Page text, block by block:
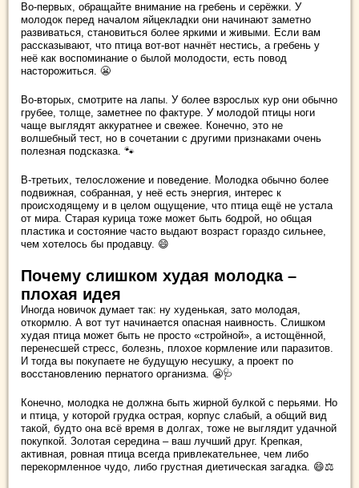
Во-первых, обращайте внимание на гребень и серёжки. У
молодок перед началом яйцекладки они начинают заметно
развиваться, становиться более яркими и живыми. Если вам
рассказывают, что птица вот-вот начнёт нестись, а гребень у
неё как воспоминание о былой молодости, есть повод
насторожиться. 😬
Во-вторых, смотрите на лапы. У более взрослых кур они обычно
грубее, толще, заметнее по фактуре. У молодой птицы ноги
чаще выглядят аккуратнее и свежее. Конечно, это не
волшебный тест, но в сочетании с другими признаками очень
полезная подсказка. 🐾
В-третьих, телосложение и поведение. Молодка обычно более
подвижная, собранная, у неё есть энергия, интерес к
происходящему и в целом ощущение, что птица ещё не устала
от мира. Старая курица тоже может быть бодрой, но общая
пластика и состояние часто выдают возраст гораздо сильнее,
чем хотелось бы продавцу. 😄
Почему слишком худая молодка –
плохая идея
Иногда новичок думает так: ну худенькая, зато молодая,
откормлю. А вот тут начинается опасная наивность. Слишком
худая птица может быть не просто «стройной», а истощённой,
перенесшей стресс, болезнь, плохое кормление или паразитов.
И тогда вы покупаете не будущую несушку, а проект по
восстановлению пернатого организма. 😬🩺
Конечно, молодка не должна быть жирной булкой с перьями. Но
и птица, у которой грудка острая, корпус слабый, а общий вид
такой, будто она всё время в долгах, тоже не выглядит удачной
покупкой. Золотая середина – ваш лучший друг. Крепкая,
активная, ровная птица всегда привлекательнее, чем либо
перекормленное чудо, либо грустная диетическая загадка. 😄⚖️